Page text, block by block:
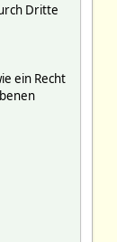
Dritte
ein Recht